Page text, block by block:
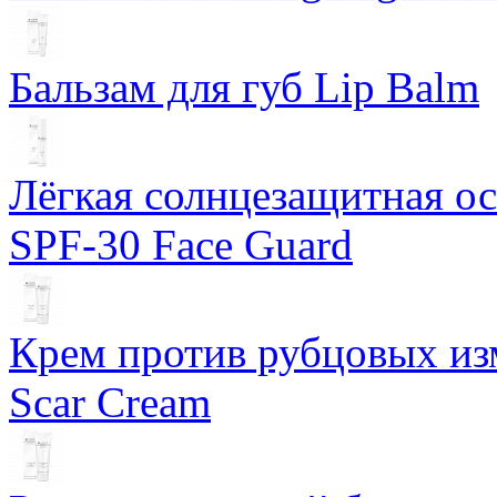
Бальзам для губ Lip Balm
Лёгкая солнцезащитная
SPF-30 Face Guard
Крем против рубцовых
Scar Cream